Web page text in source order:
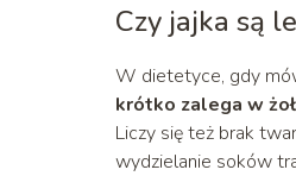
Czy jajka są
W dietetyce, gdy
krótko zalega w
Liczy się też brak
wydzielanie soków